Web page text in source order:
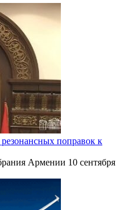
поправок к
Армении 10 сентября